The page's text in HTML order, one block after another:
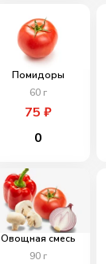
Помидоры
60г
75 ₽
0
Овощная смесь
90г